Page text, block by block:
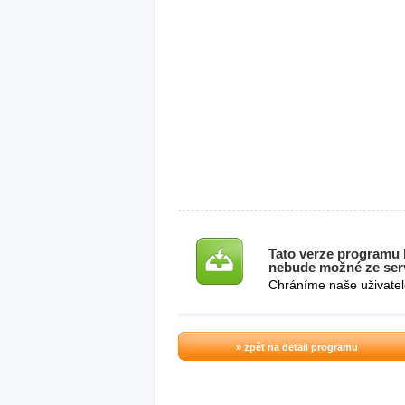
Tato verze
nebude možné ze
Chráníme naše
» zpět na detail programu